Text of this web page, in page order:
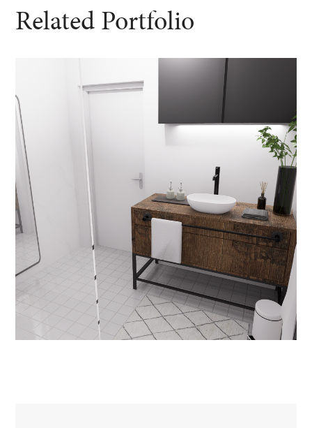
Related Portfolio
Bureaux FEELING